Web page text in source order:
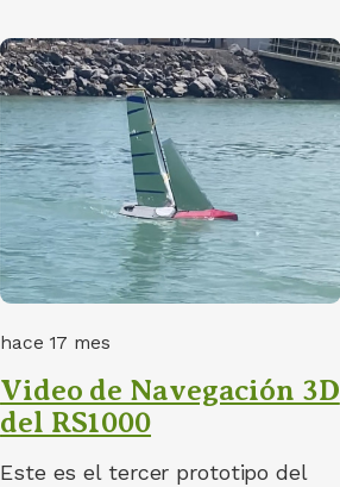
hace 17 mes
Video de Navegación 3D
del RS1000
Este es el tercer prototipo del